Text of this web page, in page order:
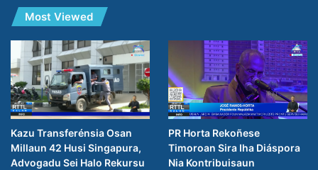
Most Viewed
Kazu Transferénsia Osan
Millaun 42 Husi Singapura,
Advogadu Sei Halo Rekursu
PR Horta Rekoñese
Timoroan Sira Iha Diáspora
Nia Kontribuisaun